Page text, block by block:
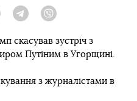
Twitter TelegramViber
скасував зустріч з
Путіним в Угорщині.
з журналістами в